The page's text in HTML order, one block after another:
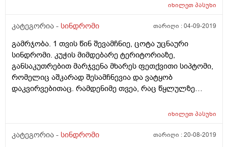
იხილეთპასუხი
კატეგორია - სინდრომი თარიღი :04-09-2019
გამრჯობა. 1 თვის წინ შევამჩნიე, ცოტა უცნაური
სინდრომი. კუჭის მიმდებარე ტერიტორიაზე,
განსაკუთრებით მარჯვენა მხარეს ფეთქვითი სიპტომი,
რომელიც აშკარად შესამჩნევია და ვატყობ
დაკვირვებითაც. რამდენიმე თვეა, რაც წყლულზე
გაკეთებული მაქვს. შესაძლოა წყლული იყოს კავშირში
იხილეთპასუხი
კატეგორია - სინდრომი თარიღი :20-08-2019